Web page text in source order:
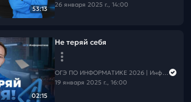
53:13
26 января 2025 г., 14:00
02:15
Не теряй себя
ОГЭ ПО ИНФОРМАТИКЕ 2026 | Информатика с Мане
19 января 2025 г., 16:00